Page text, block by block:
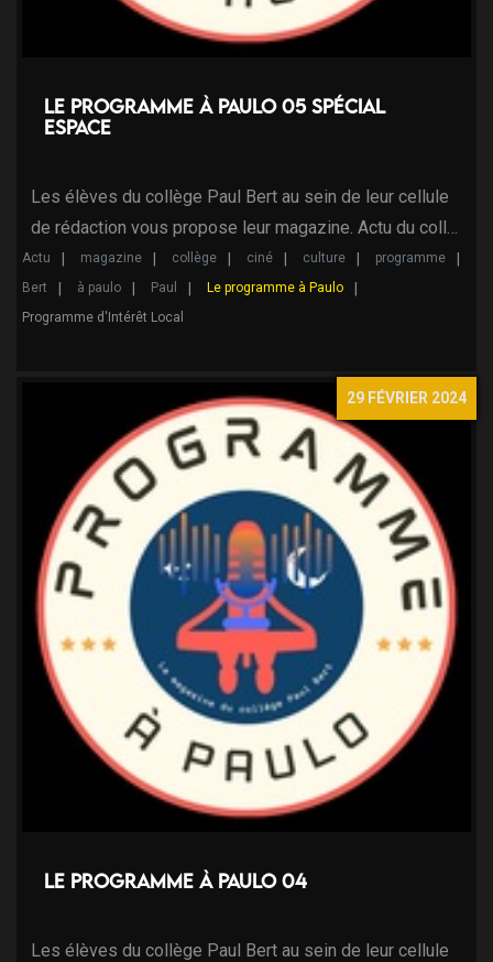
Le programme à Paulo 05 Spécial
espace
Les élèves du collège Paul Bert au sein de leur cellule
de rédaction vous propose leur magazine. Actu du coll…
Actu magazine collège ciné culture
programme
Bert
à paulo Paul
Le programme à Paulo
Programme d'Intérêt Local
29 FÉVRIER 2024
Le programme à Paulo 04
Les élèves du collège Paul Bert au sein de leur cellule